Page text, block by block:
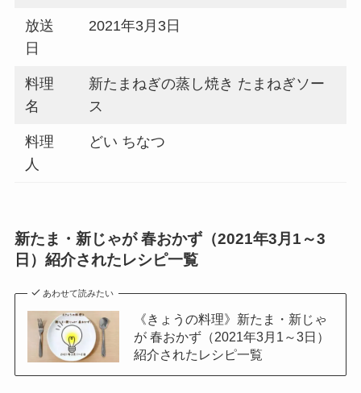
放送
日
2021年3月3日
料理
名
新たまねぎの蒸し焼き たまねぎソー
ス
料理
人
どい ちなつ
新たま・新じゃが 春おかず（2021年3月1～3
日）紹介されたレシピ一覧
あわせて読みたい
《きょうの料理》新たま・新じゃ
が 春おかず（2021年3月1～3日）
紹介されたレシピ一覧